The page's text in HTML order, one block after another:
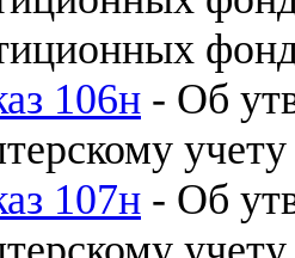
106н - Об
учету
107н - Об